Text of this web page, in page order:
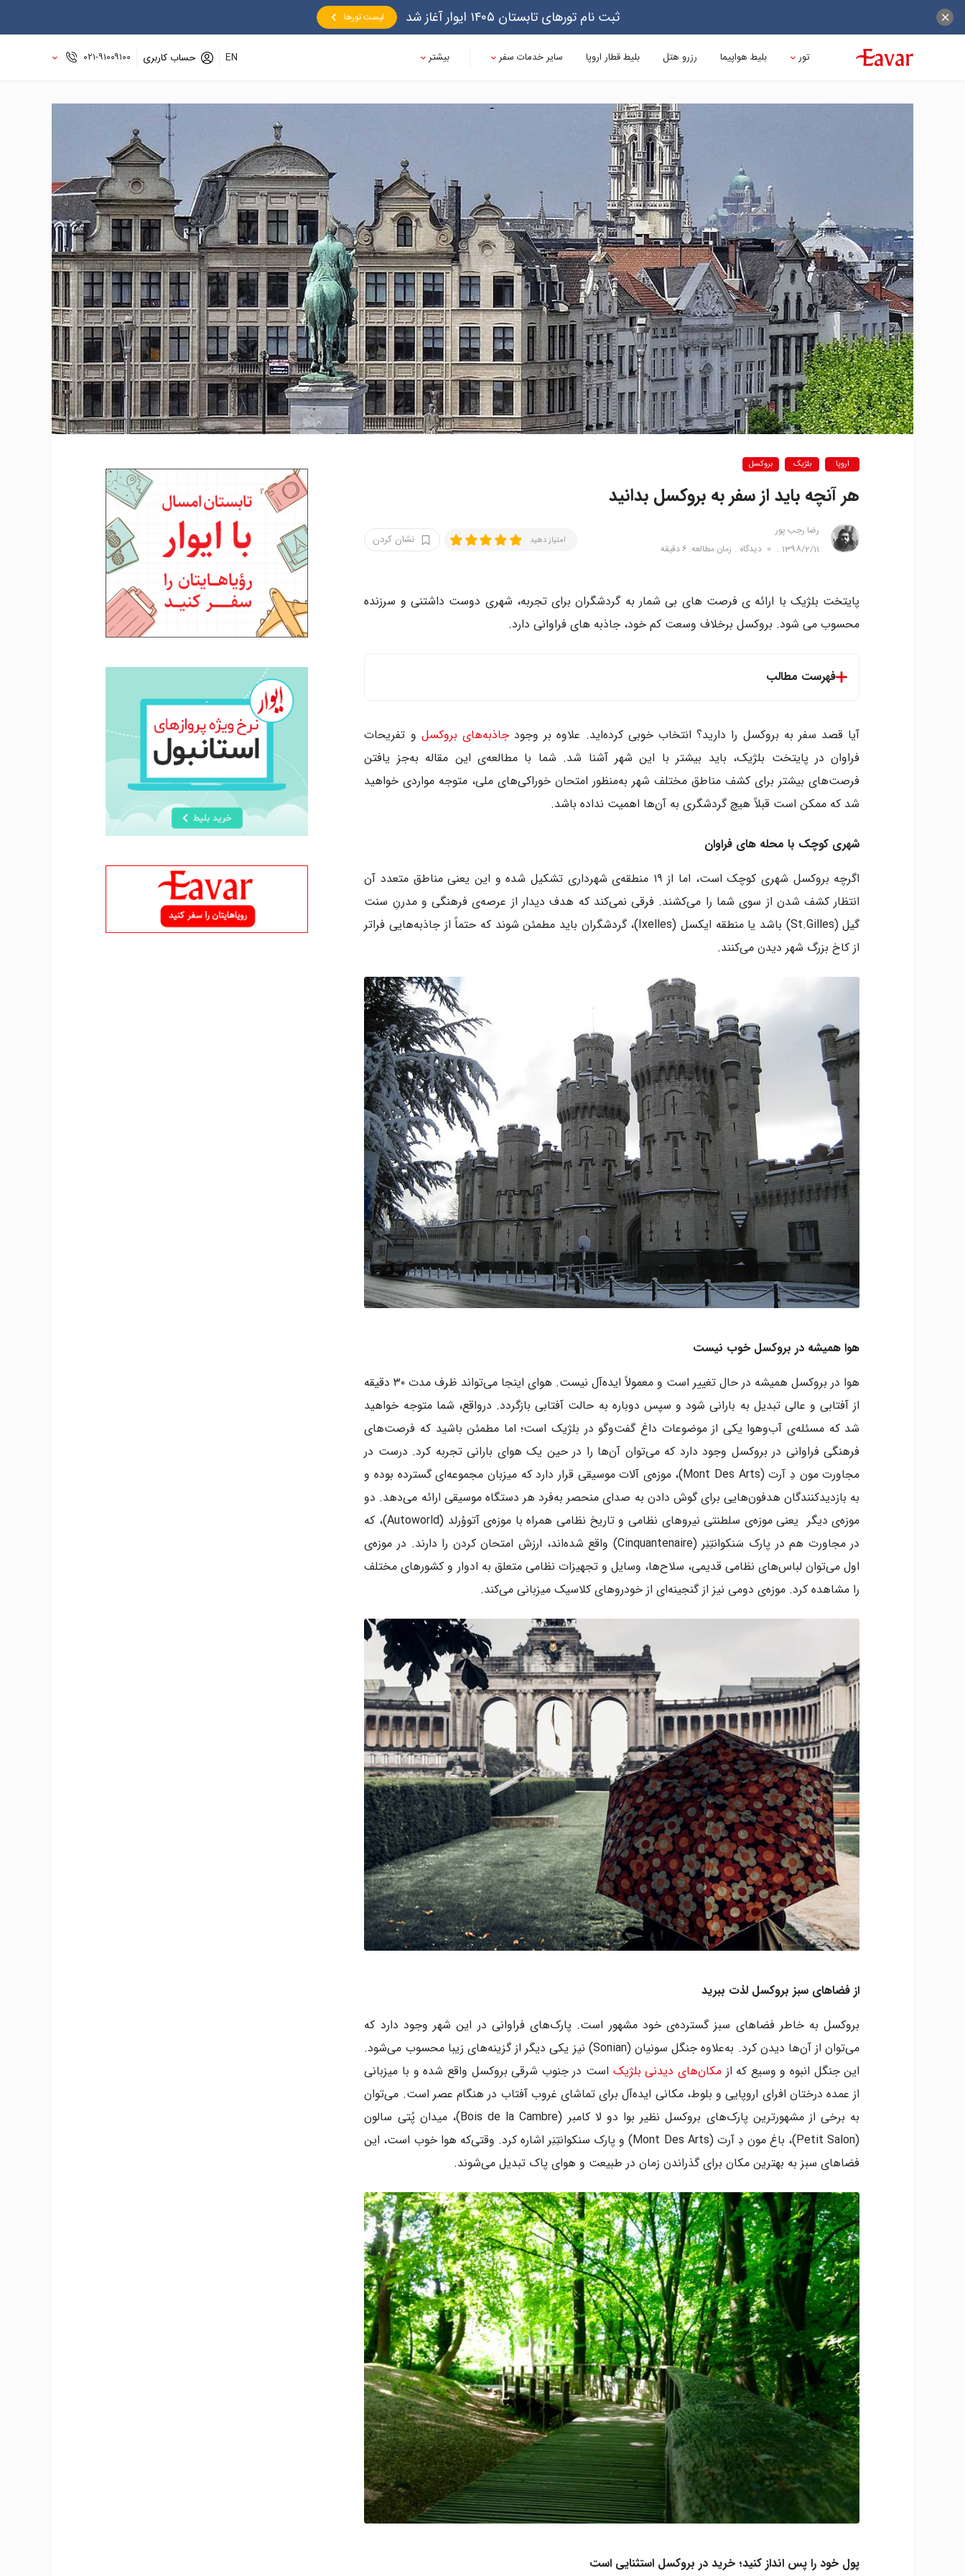
ثبت نام تورهای تابستان ۱۴۰۵ ایوار آغاز شد لیست تورها
تور بلیط هواپیما رزرو هتل بلیط قطار اروپا سایر خدمات سفر بیشتر EN حساب کاربری ۰۲۱-۹۱۰۰۹۱۰۰
اروپا بلژیک بروکسل
هر آنچه باید از سفر به بروکسل بدانید
رضا‍ رجب پور
1398/2/11
0 دیدگاه زمان مطالعه: 6 دقیقه
امتیاز دهید نشان کردن
پایتخت بلژیک با ارائه ی فرصت های بی شمار به گردشگران برای تجربه، شهری دوست داشتنی و سرزنده
محسوب می شود. بروکسل برخلاف وسعت کم خود، جاذبه های فراوانی دارد.
فهرست مطالب
هوا همیشه در بروکسل خوب نیست
از فضاهای سبز بروکسل لذت ببرید
پول خود را پس انداز کنید؛ خرید در بروکسل استثنایی است
از بازارهای محلی نهایت استفاده را ببرید
غذاهای لذیذ در شهر
سفر در بلژیک
آیا قصد سفر به بروکسل را دارید؟ انتخاب خوبی کرده‌اید. علاوه بر وجودجاذبه‌های بروکسل و تفریحات
فراوان در پایتخت بلژیک، باید بیشتر با این شهر آشنا شد. شما با مطالعه‌ی این مقاله به‌جز یافتن
فرصت‌های بیشتر برای کشف مناطق مختلف شهر به‌منظور امتحان خوراکی‌های ملی، متوجه مواردی خواهید
شد که ممکن است قبلاً هیچ گردشگری به آن‌ها اهمیت نداده باشد.
شهری کوچک با محله های فراوان
اگرچه بروکسل شهری کوچک است، اما از ۱۹ منطقه‌ی شهرداری تشکیل شده و این یعنی مناطق متعدد آن
انتظار کشف شدن از سوی شما را می‌کشند. فرقی نمی‌کند که هدف دیدار از عرصه‌ی فرهنگی و مدرنِ سنت
گیل (St.Gilles) باشد یا منطقه ایکسل (Ixelles)، گردشگران باید مطمئن شوند که حتماً از جاذبه‌هایی فراتر
از کاخ بزرگ شهر دیدن می‌کنند.
هوا همیشه در بروکسل خوب نیست
هوا در بروکسل همیشه در حال تغییر است و معمولاً ایده‌آل نیست. هوای اینجا می‌تواند ظرف مدت ۳۰ دقیقه
از آفتابی و عالی تبدیل به بارانی شود و سپس دوباره به حالت آفتابی بازگردد. درواقع، شما متوجه خواهید
شد که مسئله‌ی آب‌وهوا یکی از موضوعات داغ گفت‌وگو در بلژیک است؛ اما مطمئن باشید که فرصت‌های
فرهنگی فراوانی در بروکسل وجود دارد که می‌توان آن‌ها را در حین یک هوای بارانی تجربه کرد. درست در
مجاورت مون دِ آرت (Mont Des Arts)، موزه‌ی آلات موسیقی قرار دارد که میزبان مجموعه‌ای گسترده بوده و
به بازدیدکنندگان هدفون‌هایی برای گوش دادن به صدای منحصر به‌فرد هر دستگاه موسیقی ارائه می‌دهد. دو
موزه‌ی دیگر یعنی موزه‌ی سلطنتی نیروهای نظامی و تاریخ نظامی همراه با موزه‌ی آتووُرلد (Autoworld)، که
در مجاورت هم در پارک سَنکوانتِنِر (Cinquantenaire) واقع شده‌اند، ارزش امتحان کردن را دارند. در موزه‌ی
اول می‌توان لباس‌های نظامی قدیمی، سلاح‌ها، وسایل و تجهیزات نظامی متعلق به ادوار و کشورهای مختلف
را مشاهده کرد. موزه‌ی دومی نیز از گنجینه‌ای از خودروهای کلاسیک میزبانی می‌کند.
از فضاهای سبز بروکسل لذت ببرید
بروکسل به خاطر فضاهای سبز گسترده‌ی خود مشهور است. پارک‌های فراوانی در این شهر وجود دارد که
می‌توان از آن‌ها دیدن کرد. به‌علاوه جنگل سونیان (Sonian) نیز یکی دیگر از گزینه‌های زیبا محسوب می‌شود.
این جنگل انبوه و وسیع که ازمکان‌های دیدنی بلژیک است در جنوب شرقی بروکسل واقع شده و با میزبانی
از عمده درختان افرای اروپایی و بلوط، مکانی ایده‌آل برای تماشای غروب آفتاب در هنگام عصر است. می‌توان
به برخی از مشهورترین پارک‌های بروکسل نظیر بوا دو لا کامبر (Bois de la Cambre)، میدان پُتی سالون
(Petit Salon)، باغ مون دِ آرت (Mont Des Arts) و پارک سنکوانتِنِر اشاره کرد. وقتی‌که هوا خوب است، این
فضاهای سبز به بهترین مکان برای گذراندن زمان در طبیعت و هوای پاک تبدیل می‌شوند.
پول خود را پس انداز کنید؛ خرید در بروکسل استثنایی است